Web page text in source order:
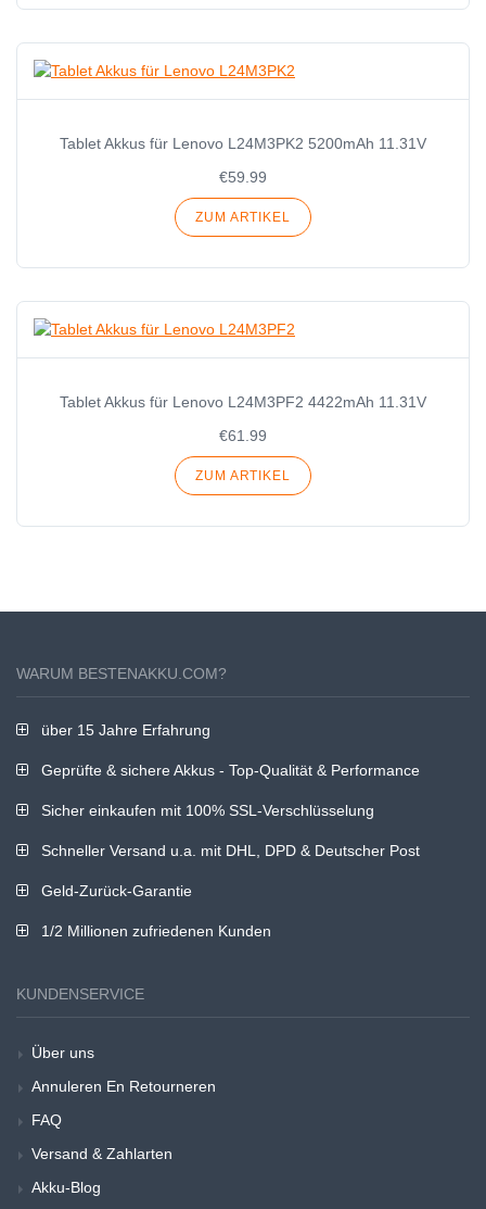
Tablet Akkus für Lenovo L24M3PK2 5200mAh 11.31V
€59.99
ZUM ARTIKEL
Tablet Akkus für Lenovo L24M3PF2 4422mAh 11.31V
€61.99
ZUM ARTIKEL
WARUM BESTENAKKU.COM?
über 15 Jahre Erfahrung
Geprüfte & sichere Akkus - Top-Qualität & Performance
Sicher einkaufen mit 100% SSL-Verschlüsselung
Schneller Versand u.a. mit DHL, DPD & Deutscher Post
Geld-Zurück-Garantie
1/2 Millionen zufriedenen Kunden
KUNDENSERVICE
Über uns
Annuleren En Retourneren
FAQ
Versand & Zahlarten
Akku-Blog